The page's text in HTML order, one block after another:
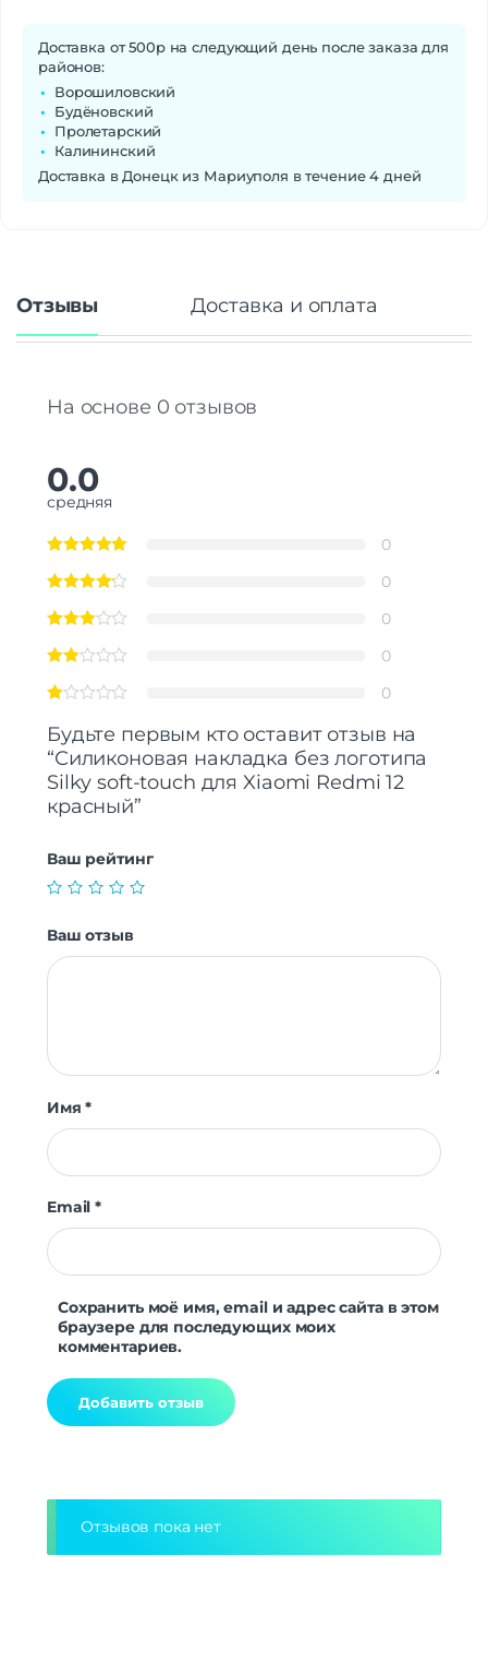
Доставка от 500р на следующий день после заказа для
районов:
Ворошиловский
Будёновский
Пролетарский
Калининский
Доставка в Донецк из Мариуполя в течение 4 дней
Отзывы Доставка и оплата
На основе 0 отзывов
0.0
средняя
0
0
0
0
0
Будьте первым кто оставит отзыв на
“Силиконовая накладка без логотипа
Silky soft-touch для Xiaomi Redmi 12
красный”
Ваш рейтинг
Ваш отзыв
Имя*
Email*
Сохранить моё имя, email и адрес сайта в этом
браузере для последующих моих
комментариев.
Отзывов пока нет